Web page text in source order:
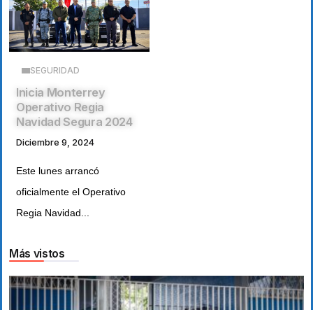
SEGURIDAD
Inicia Monterrey
Operativo Regia
Navidad Segura 2024
Diciembre 9, 2024
Este lunes arrancó
oficialmente el Operativo
Regia Navidad...
Más vistos